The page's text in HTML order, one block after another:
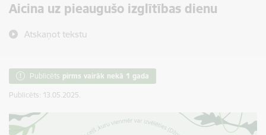
Aicina uz pieaugušo izglītības dienu
Atskaņot tekstu
Publicēts pirms vairāk nekā 1 gada
Publicēts: 13.05.2025.